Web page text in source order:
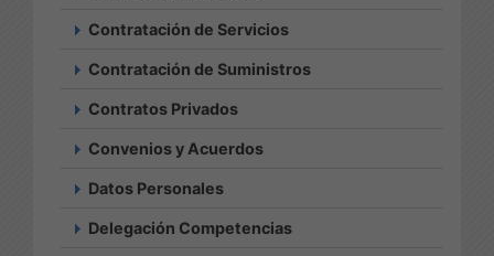
Contratación de Servicios
Contratación de Suministros
Contratos Privados
Convenios y Acuerdos
Datos Personales
Delegación Competencias